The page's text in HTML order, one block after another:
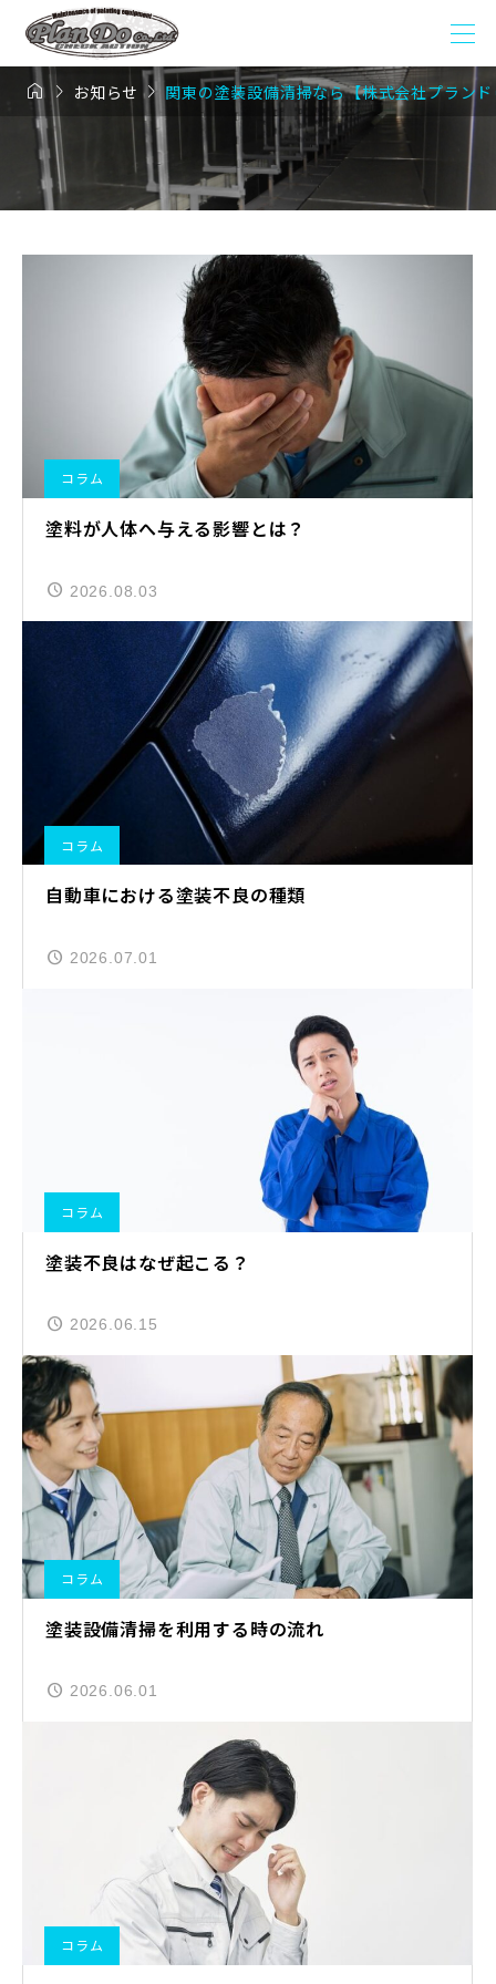
 お知らせ 関東の塗装設備清掃なら【株式会社プラン
コラム
塗料が人体へ与える影響とは？
2026.08.03
コラム
自動車における塗装不良の種類
2026.07.01
コラム
塗装不良はなぜ起こる？
2026.06.15
コラム
塗装設備清掃を利用する時の流れ
2026.06.01
コラム